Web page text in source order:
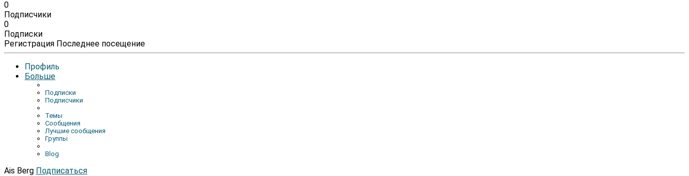
0
Подписчики
0
Подписки
Регистрация Последнее посещение
Профиль
Больше
Подписки
Подписчики
Темы
Сообщения
Лучшие сообщения
Группы
Blog
Ais Berg Подписаться